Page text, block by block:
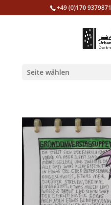
+49 (0)170 9379871
Seite wählen